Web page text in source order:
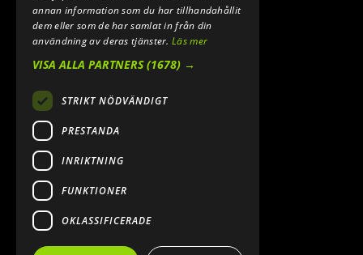
2026. ALL RIGHTS RESERVED.
POWERED BY EMPORI CMS
annan information som du har tillhandahållit
dem eller som de har samlat in från din
användning av deras tjänster.Läs mer
VISA ALLA PARTNERS(1678) →
STRIKT NÖDVÄNDIGT
PRESTANDA
INRIKTNING
FUNKTIONER
OKLASSIFICERADE